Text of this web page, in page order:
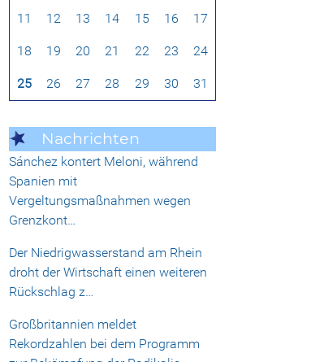
11 12 13 14 15 16 17
18 19 20 21 22 23 24
25 26 27 28 29 30 31
Nachrichten
Sánchez kontert Meloni, während
Spanien mit
Vergeltungsmaßnahmen wegen
Grenzkont…
Der Niedrigwasserstand am Rhein
droht der Wirtschaft einen weiteren
Rückschlag z…
Großbritannien meldet
Rekordzahlen bei dem Programm